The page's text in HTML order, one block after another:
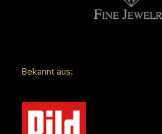
Bekannt aus: